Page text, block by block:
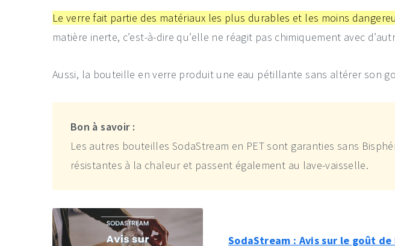
Le verre fait partie des matériaux les plus durables et les moins
matière inerte, c’est-à-dire qu’elle ne réagit pas chimiquement avec
Aussi, la bouteille en verre produit une eau pétillante sans altérer son
Bon à savoir :
Les autres bouteilles SodaStream en PET sont garanties sans
résistantes à la chaleur et passent également au lave-vaisselle.
SodaStream : Avis sur le goût de